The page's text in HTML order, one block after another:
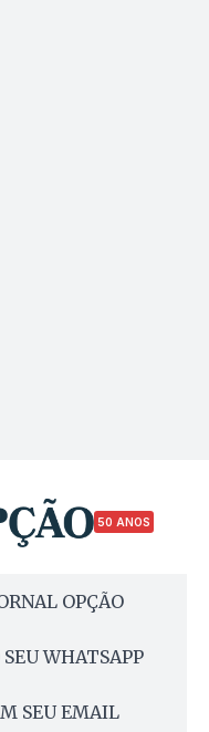
50 ANOS
OPÇÃO
WHATSAPP
SEU EMAIL